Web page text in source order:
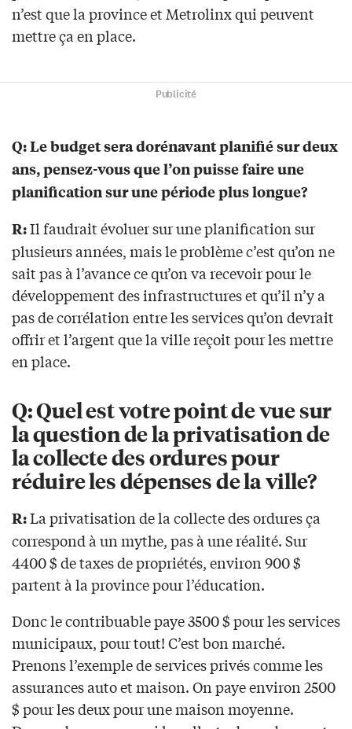
n’est que la province et Metrolinx qui peuvent
mettre ça en place.
Publicité
Q: Le budget sera dorénavant planifié sur deux
ans, pensez-vous que l’on puisse faire une
planification sur une période plus longue?
R:Il faudrait évoluer sur une planification sur
plusieurs années, mais le problème c’est qu’on ne
sait pas à l’avance ce qu’on va recevoir pour le
développement des infrastructures et qu’il n’y a
pas de corrélation entre les services qu’on devrait
offrir et l’argent que la ville reçoit pour les mettre
en place.
Q: Quel est votre point de vue sur
la question de la privatisation de
la collecte des ordures pour
réduire les dépenses de la ville?
R:La privatisation de la collecte des ordures ça
correspond à un mythe, pas à une réalité. Sur
4400 $ de taxes de propriétés, environ 900 $
partent à la province pour l’éducation.
Donc le contribuable paye 3500 $ pour les services
municipaux, pour tout! C’est bon marché.
Prenons l’exemple de services privés comme les
assurances auto et maison. On paye environ 2500
$ pour les deux pour une maison moyenne.